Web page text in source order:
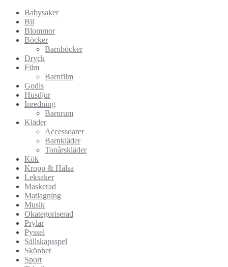
Babysaker
Bil
Blommor
Böcker
Barnböcker
Dryck
Film
Barnfilm
Godis
Husdjur
Inredning
Barnrum
Kläder
Accessoarer
Barnkläder
Tonårskläder
Kök
Kropp & Hälsa
Leksaker
Maskerad
Matlagning
Musik
Okategoriserad
Prylar
Pyssel
Sällskapsspel
Skönhet
Sport